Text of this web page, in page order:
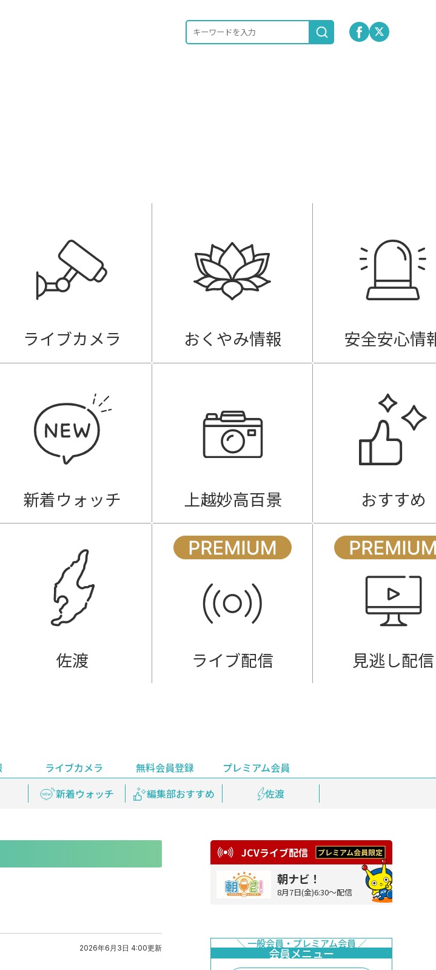
ライブカメラ おくやみ情報 安全安心情
新着ウォッチ 上越妙高百景 おすすめ
佐渡 ライブ配信 見逃し配信
新着ウォッチ 編集部おすすめ 佐渡
天気 上越妙高百景 鉄道情報
ライブカメラ 無料会員登録
プレミアム会員
見逃し配信 プレミアム会員登録
2026年6月3日 4:00更新
JCVライブ配信
朝ナビ！
8月7日(金)6:30～配信